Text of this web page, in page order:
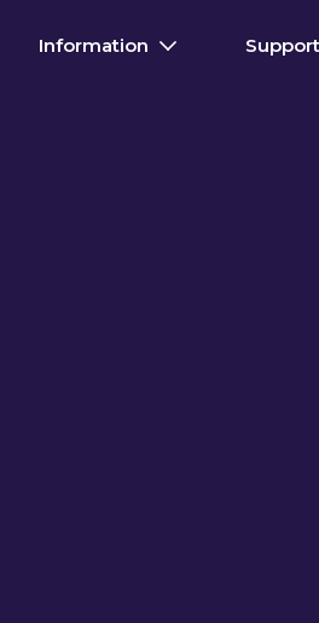
Information Support